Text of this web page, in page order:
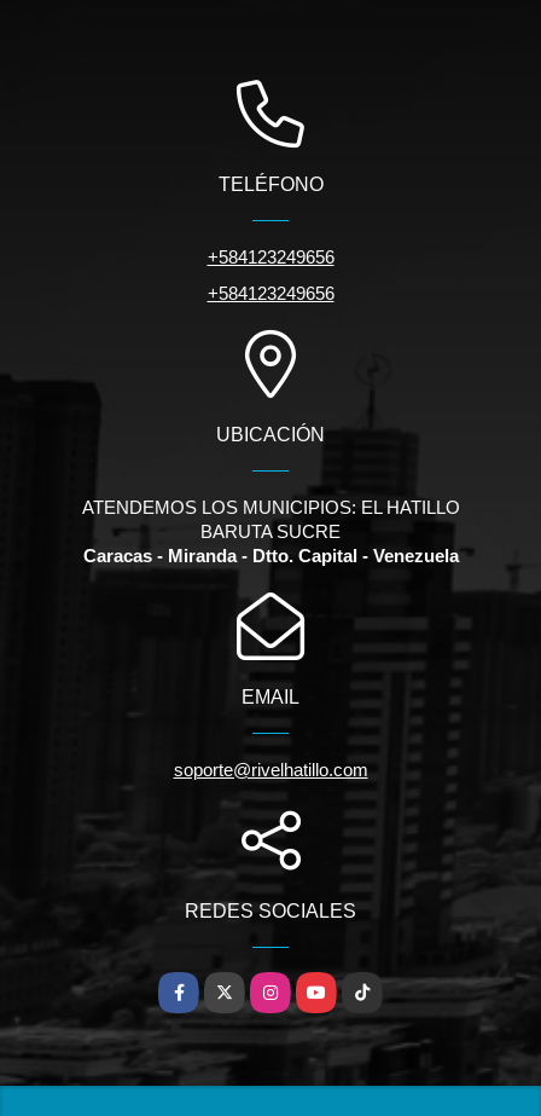
TELÉFONO
+584123249656
+584123249656
UBICACIÓN
ATENDEMOS LOS MUNICIPIOS: EL HATILLO
BARUTA SUCRE
Caracas - Miranda - Dtto. Capital - Venezuela
EMAIL
soporte@rivelhatillo.com
REDES SOCIALES
Facebook
X InstagramYouTubeTikTok